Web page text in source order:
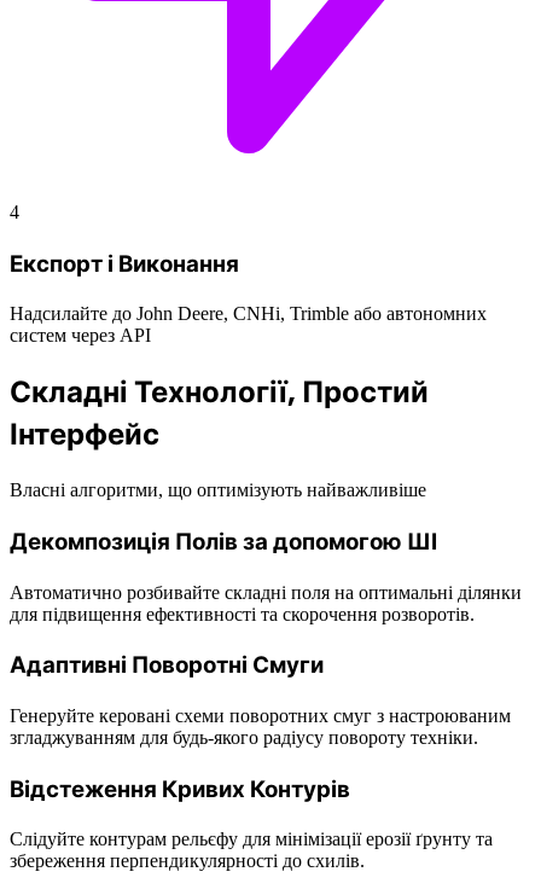
4
Експорт і Виконання
Надсилайте до John Deere, CNHi, Trimble або автономних
систем через API
Складні Технології, Простий
Інтерфейс
Власні алгоритми, що оптимізують найважливіше
Декомпозиція Полів за допомогою ШІ
Автоматично розбивайте складні поля на оптимальні ділянки
для підвищення ефективності та скорочення розворотів.
Адаптивні Поворотні Смуги
Генеруйте керовані схеми поворотних смуг з настроюваним
згладжуванням для будь-якого радіусу повороту техніки.
Відстеження Кривих Контурів
Слідуйте контурам рельєфу для мінімізації ерозії ґрунту та
збереження перпендикулярності до схилів.